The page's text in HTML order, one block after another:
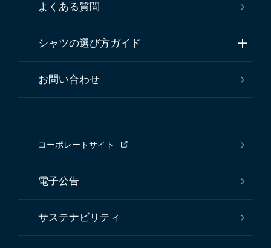
よくある質問
シャツの選び方ガイド
お問い合わせ
コーポレートサイト
電子公告
サステナビリティ